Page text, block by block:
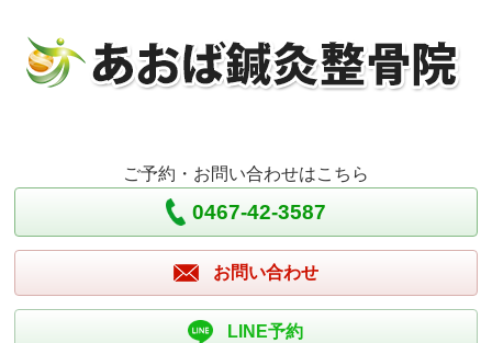
ご予約・お問い合わせはこちら
0467-42-3587
お問い合わせ
LINE予約